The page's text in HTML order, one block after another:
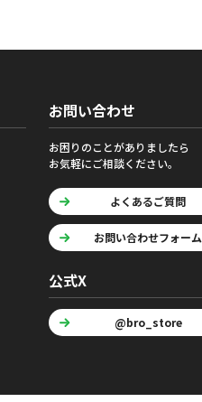
お問い合わせ
お困りのことがありましたら
お気軽にご相談ください。
よくあるご質問
お問い合わせフォーム
公式X
@bro_store